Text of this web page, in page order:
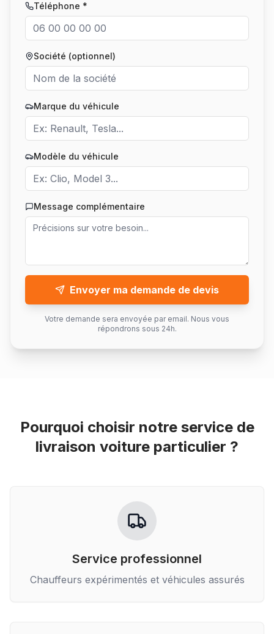
Téléphone *
Société (optionnel)
Marque du véhicule
Modèle du véhicule
Message complémentaire
Envoyer ma demande de devis
Votre demande sera envoyée par email. Nous vous
répondrons sous 24h.
Pourquoi choisir notre service de
livraison voiture particulier ?
Service professionnel
Chauffeurs expérimentés et véhicules assurés